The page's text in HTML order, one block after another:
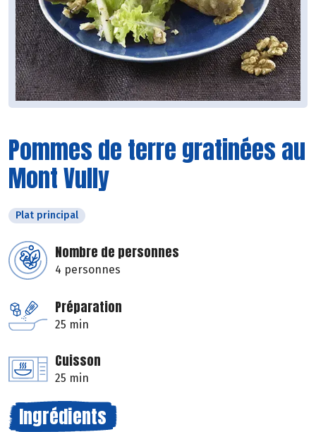
Pommes de terre gratinées au
Mont Vully
Plat principal
Nombre de personnes
4 personnes
Préparation
25 min
Cuisson
25 min
Ingrédients